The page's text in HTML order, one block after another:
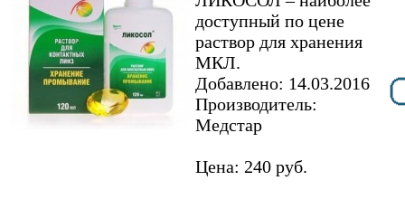
доступный по цене
раствор для хранения
МКЛ.
Добавлено: 14.03.2016
Производитель:
Медстар
Цена: 240 руб.